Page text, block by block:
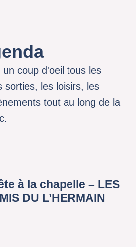
un coup d'oeil tous les
sorties, les loisirs, les
tout au long de la
à la chapelle – LES
DU L’HERMAIN